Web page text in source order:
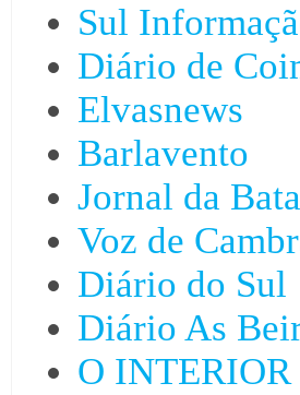
Sul
Diário de
Elvasnews
Barlavento
Jornal da
Voz de
Diário do Sul
Diário As
O INTERIOR